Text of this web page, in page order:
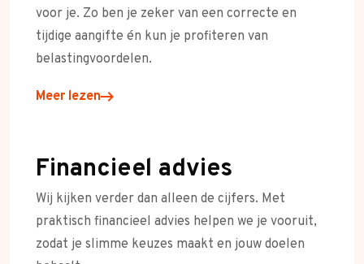
voor je. Zo ben je zeker van een correcte en
tijdige aangifte én kun je profiteren van
belastingvoordelen.
Meer lezen
Financieel advies
Wij kijken verder dan alleen de cijfers. Met
praktisch financieel advies helpen we je vooruit,
zodat je slimme keuzes maakt en jouw doelen